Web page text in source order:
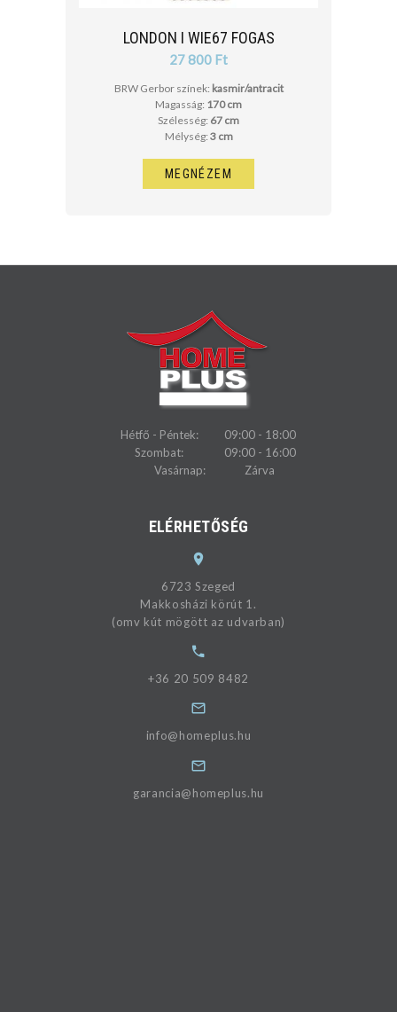
LONDON I WIE67 FOGAS
27 800 Ft
BRW Gerbor színek: kasmir/antracit
Magasság: 170 cm
Szélesség: 67 cm
Mélység: 3 cm
MEGNÉZEM
Hétfő - Péntek:
09:00 - 18:00
Szombat:
09:00 - 16:00
Vasárnap:
Zárva
ELÉRHETŐSÉG
6723 Szeged
Makkosházi körút 1.
(omv kút mögött az udvarban)
+36 20 509 8482
info@homeplus.hu
garancia@homeplus.hu